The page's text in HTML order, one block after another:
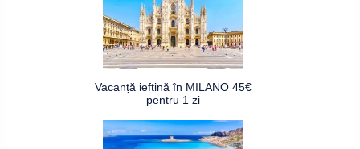
Vacanță ieftină în MILANO 45€
pentru 1 zi